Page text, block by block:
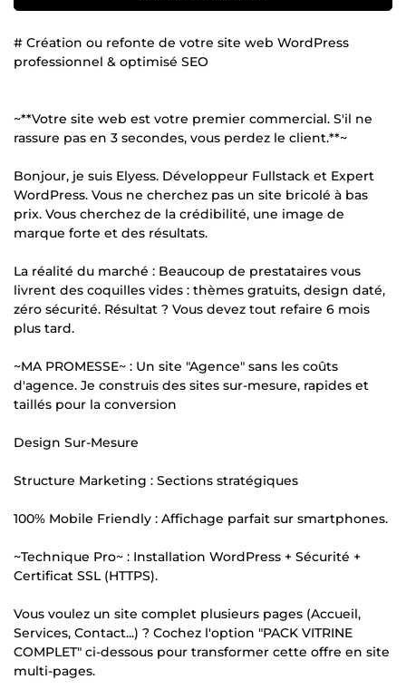
# Création ou refonte de votre site web WordPress
professionnel & optimisé SEO
~**Votre site web est votre premier commercial. S'il ne
rassure pas en 3 secondes, vous perdez le client.**~
Bonjour, je suis Elyess. Développeur Fullstack et Expert
WordPress. Vous ne cherchez pas un site bricolé à bas
prix. Vous cherchez de la crédibilité, une image de
marque forte et des résultats.
La réalité du marché : Beaucoup de prestataires vous
livrent des coquilles vides : thèmes gratuits, design daté,
zéro sécurité. Résultat ? Vous devez tout refaire 6 mois
plus tard.
~MA PROMESSE~ : Un site "Agence" sans les coûts
d'agence. Je construis des sites sur-mesure, rapides et
taillés pour la conversion
Design Sur-Mesure
Structure Marketing : Sections stratégiques
100% Mobile Friendly : Affichage parfait sur smartphones.
~Technique Pro~ : Installation WordPress + Sécurité +
Certificat SSL (HTTPS).
Vous voulez un site complet plusieurs pages (Accueil,
Services, Contact...) ? Cochez l'option "PACK VITRINE
COMPLET" ci-dessous pour transformer cette offre en site
multi-pages.